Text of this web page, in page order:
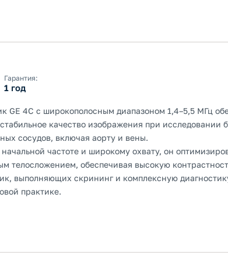
Гарантия:
1 год
GE 4C с широкополосным диапазоном 1,4–5,5 МГц
качество изображения при исследовании
сосудов, включая аорту и вены.
частоте и широкому охвату, он
телосложением, обеспечивая высокую
выполняющих скрининг и комплексную
практике.